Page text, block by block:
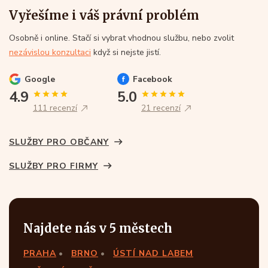
Vyřešíme i váš právní problém
Osobně i online. Stačí si vybrat vhodnou službu, nebo zvolit
nezávislou konzultaci když si nejste jistí.
Google
4.9
111 recenzí
Facebook
5.0
21 recenzí
SLUŽBY PRO OBČANY
SLUŽBY PRO FIRMY
Najdete nás v 5 městech
PRAHA BRNO
ÚSTÍ NAD LABEM